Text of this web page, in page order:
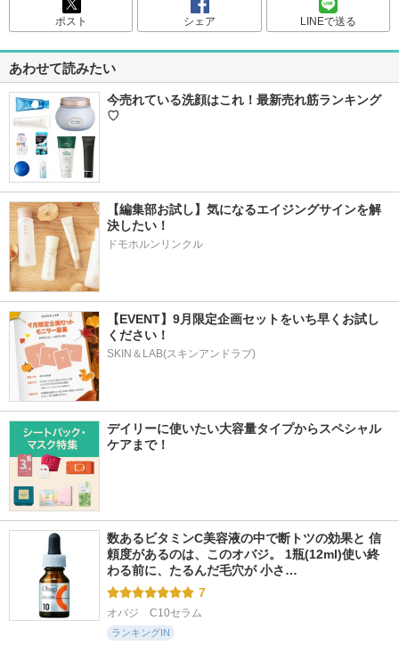
ポスト シェア LINEで送る
あわせて読みたい
今売れている洗顔はこれ！最新売れ筋ランキング
♡
【編集部お試し】気になるエイジングサインを解
決したい！
ドモホルンリンクル
【EVENT】9月限定企画セットをいち早くお試し
ください！
SKIN＆LAB(スキンアンドラブ)
デイリーに使いたい大容量タイプからスペシャル
ケアまで！
数あるビタミンC美容液の中で断トツの効果と 信
頼度があるのは、このオバジ。 1瓶(12ml)使い終
わる前に、たるんだ毛穴が 小さ…
7
オバジ　C10セラム
ランキングIN